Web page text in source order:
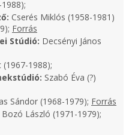
Cserés Miklós (1958-1981)
Forrás
Stúdió: Decsényi János
(1967-1988);
Szabó Éva (?)
Sándor (1968-1979); Forrás
Bozó László (1971-1979);